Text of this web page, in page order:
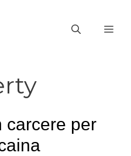
carcere per